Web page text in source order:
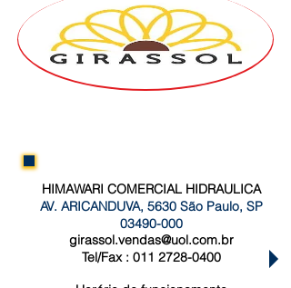
HIMAWARI COMERCIAL HIDRAULICA
AV. ARICANDUVA, 5630 São Paulo, SP
03490-000
girassol.vendas@uol.com.br
​Tel/Fax : 011 2728-0400